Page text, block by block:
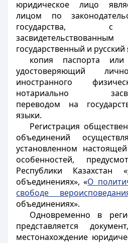
юридическое лицо
лицом по
государства, с
государственный и русский
копия паспорта или
удостоверяющий
иностранного
нотариально
переводом на
языки.
Регистрация
объединений
установленном
особенностей,
Республики Казахстан «
объединениях», «О
свободе
объединениях».
Одновременно в
представляется
местонахождение